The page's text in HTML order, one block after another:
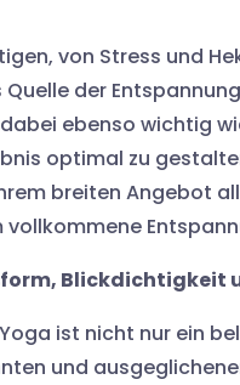
von Stress und
der
ebenso wichtig
optimal zu
breiten Angebot
Yoga ist nicht nur ein
und